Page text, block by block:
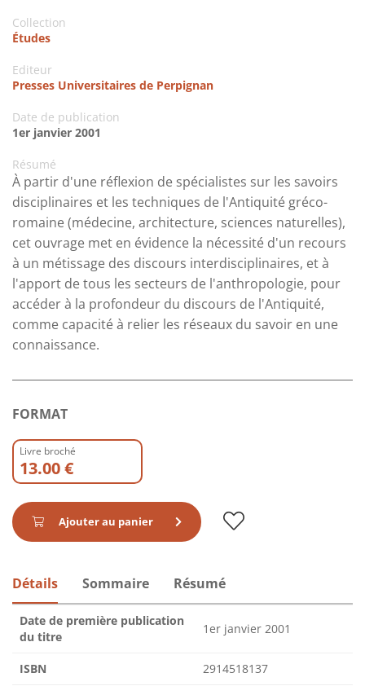
Collection
Études
Editeur
Presses Universitaires de Perpignan
Date de publication
1er janvier 2001
Résumé
À partir d'une réflexion de spécialistes sur les savoirs
disciplinaires et les techniques de l'Antiquité gréco-
romaine (médecine, architecture, sciences naturelles),
cet ouvrage met en évidence la nécessité d'un recours
à un métissage des discours interdisciplinaires, et à
l'apport de tous les secteurs de l'anthropologie, pour
accéder à la profondeur du discours de l'Antiquité,
comme capacité à relier les réseaux du savoir en une
connaissance.
FORMAT
Livre broché
13.00 €
Ajouter au panier
Détails Sommaire Résumé
Date de première publication
du titre
1er janvier 2001
ISBN 2914518137